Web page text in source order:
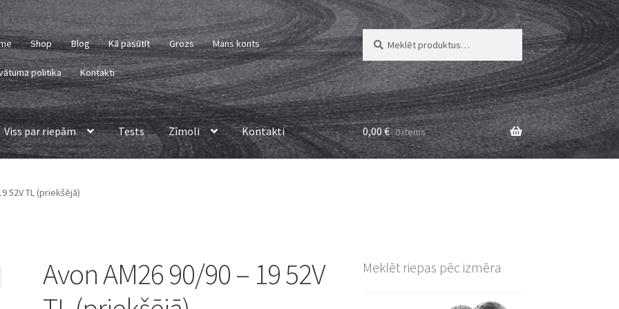
Shop Blog Kā pasūtīt Grozs Mans konts
politika Kontakti
Meklēt:
Meklēt
Viss par riepām Tests Zīmoli Kontakti 0,00€ 0 items
52V TL (priekšējā)
Avon AM26 90/90 – 19 52V
Meklēt riepas pēc izmēra